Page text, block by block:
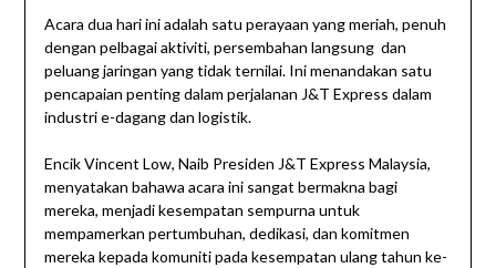
Acara dua hari ini adalah satu perayaan yang meriah, penuh
dengan pelbagai aktiviti, persembahan langsung dan
peluang jaringan yang tidak ternilai. Ini menandakan satu
pencapaian penting dalam perjalanan J&T Express dalam
industri e-dagang dan logistik.
Encik Vincent Low, Naib Presiden J&T Express Malaysia,
menyatakan bahawa acara ini sangat bermakna bagi
mereka, menjadi kesempatan sempurna untuk
mempamerkan pertumbuhan, dedikasi, dan komitmen
mereka kepada komuniti pada kesempatan ulang tahun ke-